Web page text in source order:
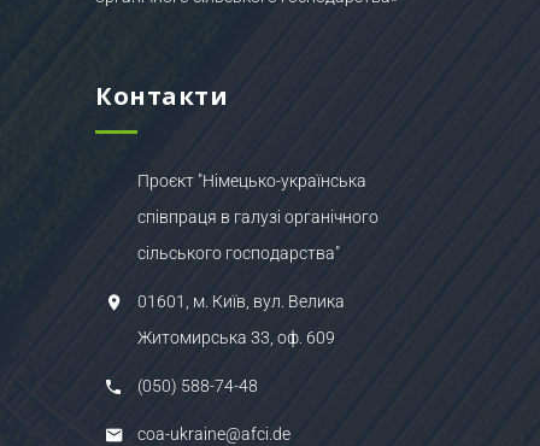
Контакти
Проєкт "Німецько-українська
співпраця в галузі органічного
сільського господарства"
01601, м. Київ, вул. Велика
Житомирська 33, оф. 609
(050) 588-74-48
coa-ukraine@afci.de